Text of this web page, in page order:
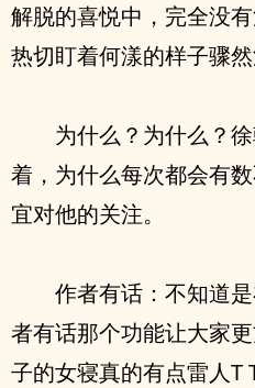
解脱的喜悦中，完全没
热切盯着何漾的样子骤然
为什么？为什么？
着，为什么每次都会有
宜对他的关注。
作者有话：不知道
者有话那个功能让大家
子的女寝真的有点雷人T